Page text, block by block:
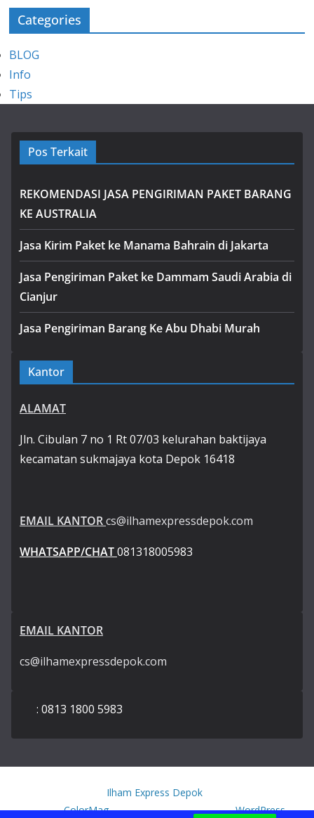
Categories
BLOG
Info
Tips
Pos Terkait
REKOMENDASI JASA PENGIRIMAN PAKET BARANG
KE AUSTRALIA
Jasa Kirim Paket ke Manama Bahrain di Jakarta
Jasa Pengiriman Paket ke Dammam Saudi Arabia di
Cianjur
Jasa Pengiriman Barang Ke Abu Dhabi Murah
Kantor
ALAMAT
Jln. Cibulan 7 no 1 Rt 07/03 kelurahan baktijaya
kecamatan sukmajaya kota Depok 16418
EMAIL KANTORcs@ilhamexpressdepok.com
WHATSAPP/CHAT081318005983
EMAIL KANTOR
cs@ilhamexpressdepok.com
: 0813 1800 5983
Ilham Express Depok
Theme:ColorMagby ThemeGrill. Powered byWordPress.